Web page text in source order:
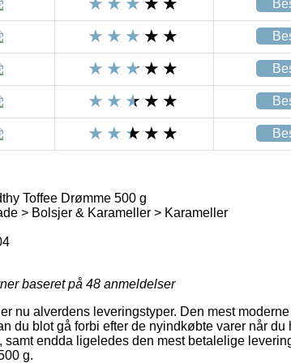
Toffee Drømme 500 g
> Bolsjer & Karameller > Karameller
baseret på 48 anmeldelser
nu alverdens leveringstyper. Den mest
du blot gå forbi efter de nyindkøbte varer når
endda ligeledes den mest betalelige
g.